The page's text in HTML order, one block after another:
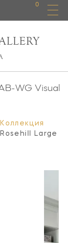
0
WG Visual
Коллекция
Rosehill Large